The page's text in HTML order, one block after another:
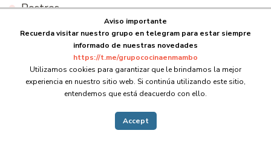
Postres
Recetas
Recetas del mundo
Salsas
Aviso importante
Recuerda visitar nuestro grupo en telegram para estar siempre
informado de nuestras novedades
https://t.me/grupococinaenmambo
Utilizamos cookies para garantizar que le brindamos la mejor
experiencia en nuestro sitio web. Si continúa utilizando este sitio,
entendemos que está deacuerdo con ello.
Accept